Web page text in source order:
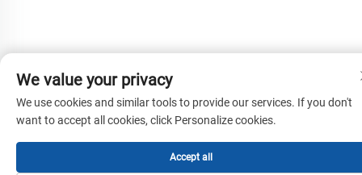
We value your privacy
We use cookies and similar tools to provide our services. If you don't
want to accept all cookies, click Personalize cookies.
Accept all